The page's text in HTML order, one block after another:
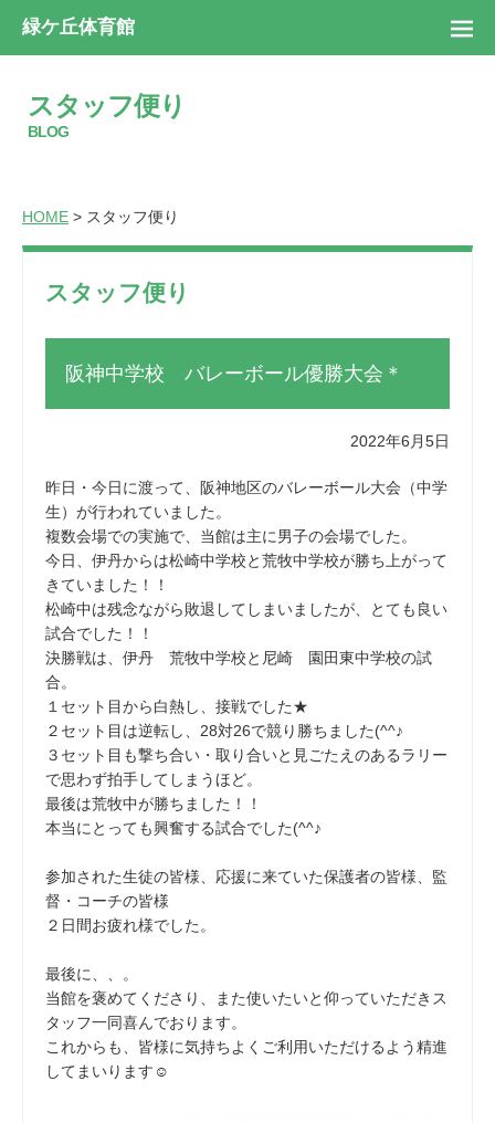
緑ケ丘体育館
スタッフ便り
BLOG
HOME > スタッフ便り
スタッフ便り
阪神中学校 バレーボール優勝大会＊
2022年6月5日
昨日・今日に渡って、阪神地区のバレーボール大会（中学
生）が行われていました。
複数会場での実施で、当館は主に男子の会場でした。
今日、伊丹からは松崎中学校と荒牧中学校が勝ち上がって
きていました！！
松崎中は残念ながら敗退してしまいましたが、とても良い
試合でした！！
決勝戦は、伊丹 荒牧中学校と尼崎 園田東中学校の試
合。
１セット目から白熱し、接戦でした★
２セット目は逆転し、28対26で競り勝ちました(^^♪
３セット目も撃ち合い・取り合いと見ごたえのあるラリー
で思わず拍手してしまうほど。
最後は荒牧中が勝ちました！！
本当にとっても興奮する試合でした(^^♪
参加された生徒の皆様、応援に来ていた保護者の皆様、監
督・コーチの皆様
２日間お疲れ様でした。
最後に、、。
当館を褒めてくださり、また使いたいと仰っていただきス
タッフ一同喜んでおります。
これからも、皆様に気持ちよくご利用いただけるよう精進
してまいります☺